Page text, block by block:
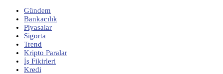
Gündem
Bankacılık
Piyasalar
Sigorta
Trend
Kripto Paralar
İş Fikirleri
Kredi